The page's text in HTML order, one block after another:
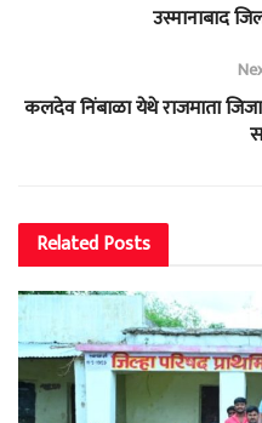
उस्मानाबाद
कलदेव निंबाळा येथे राजमाता
RelatedPosts